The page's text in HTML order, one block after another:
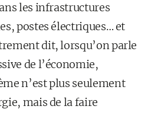
les infrastructures
postes électriques… et
dit, lorsqu’on parle
de l’économie,
n’est plus seulement
mais de la faire